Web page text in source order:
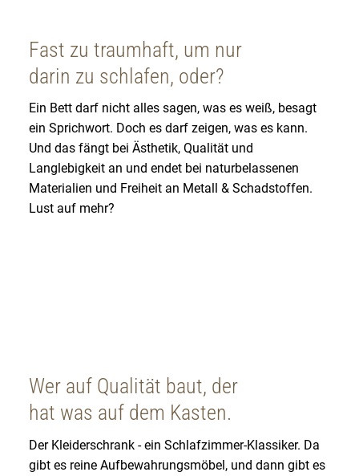
Fast zu traumhaft, um nur
darin zu schlafen, oder?
Ein Bett darf nicht alles sagen, was es weiß, besagt
ein Sprichwort. Doch es darf zeigen, was es kann.
Und das fängt bei Ästhetik, Qualität und
Langlebigkeit an und endet bei naturbelassenen
Materialien und Freiheit an Metall & Schadstoffen.
Lust auf mehr?
Wer auf Qualität baut, der
hat was auf dem Kasten.
Der Kleiderschrank - ein Schlafzimmer-Klassiker. Da
gibt es reine Aufbewahrungsmöbel, und dann gibt es